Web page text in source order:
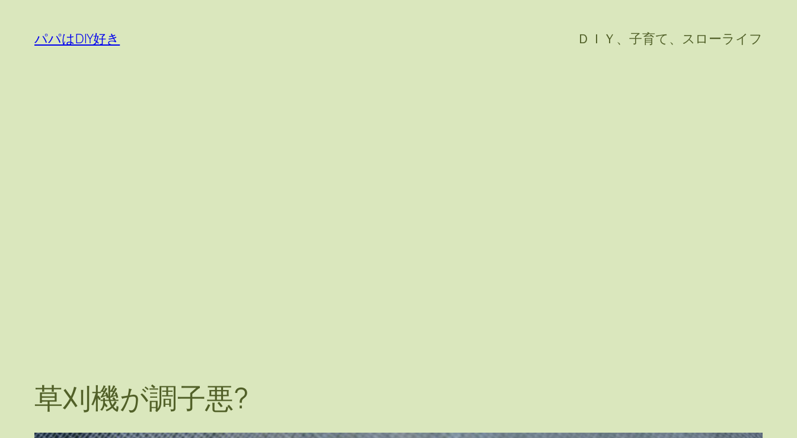
パパはDIY好き ＤＩＹ、子育て、スローライフ
草刈機が調子悪?